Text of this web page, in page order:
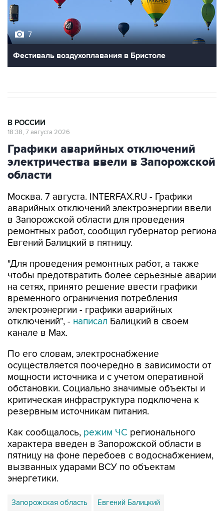
Фестиваль воздухоплавания в Бристоле
Графики аварийных отключений
электричества ввели в Запорожской
области
Москва. 7 августа. INTERFAX.RU - Графики
в Запорожской области для проведения
ремонтных работ, сообщил губернатор региона
Евгений Балицкий в пятницу.
"Для проведения ремонтных работ, а также
на сетях, принято решение ввести графики
временного ограничения потребления
электроэнергии - графики аварийных
отключений", -написалБалицкий в своем
канале в Max.
По его словам, электроснабжение
мощности источника и с учетом оперативной
обстановки. Социально значимые объекты и
критическая инфраструктура подключена к
резервным источникам питания.
Как сообщалось,режим ЧСрегионального
пятницу на фоне перебоев с водоснабжением,
вызванных ударами ВСУ по объектам
энергетики.
Запорожская область